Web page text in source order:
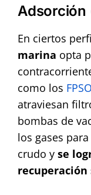
Adsorción
En ciertos
marina opta
como los FPSO
atraviesan
bombas de
los gases
crudo y se
recuperación